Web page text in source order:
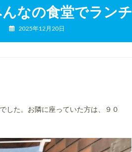
なの食堂でランチ
2025年12月20日
した。お隣に座っていた方は、９０